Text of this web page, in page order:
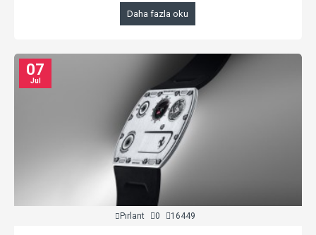
Daha fazla oku
07
Jul
Pırlant 0 16449